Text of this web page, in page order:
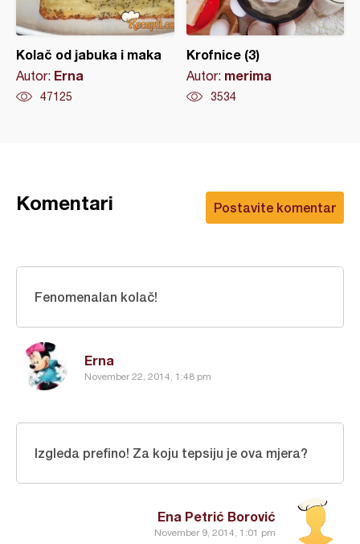
Kolač od jabuka i maka
Autor: Erna
47125
Krofnice (3)
Autor: merima
3534
Postavite komentar
Komentari
Erna
November 22, 2014, 1:48 pm
Fenomenalan kolač!
Ena Petrić Borović
November 9, 2014, 1:01 pm
Izgleda prefino! Za koju tepsiju je ova mjera?